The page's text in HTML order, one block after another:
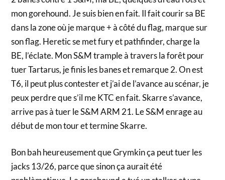
mon gorehound. Je suis bien en fait. Il fait courir sa BE
dans la zone où je marque + à côté du flag, marque sur
son flag. Heretic se met fury et pathfinder, charge la
BE, l’éclate. Mon S&M trample à travers la forêt pour
tuer Tartarus, je finis les banes et remarque 2. On est
T6, il peut plus contester et j’ai de l’avance au scénar, je
peux perdre que s’il me KTC en fait. Skarre s’avance,
arrive pas à tuer le S&M ARM 21. Le S&M enrage au
début de mon tour et termine Skarre.
Bon bah heureusement que Grymkin ça peut tuer les
jacks 13/26, parce que sinon ça aurait été